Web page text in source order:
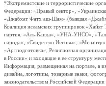
*Экстремистские и террористические
Федерации: «Правый сектор»,
«Джабхат Фатх аш-Шам» (бывшая
Коалиция исламских группировок
партия, «Аль-Каида», «УНА-УНСО»,
народа», «Свидетели Иеговы»,
«Артподготовка», Религиозная
в России» и входящие в ее структуру
Информация, размещенная на портале, а
дизайна, логотипы, товарные знаки,
законодательством Российской